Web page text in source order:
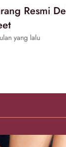
Resmi
yang lalu